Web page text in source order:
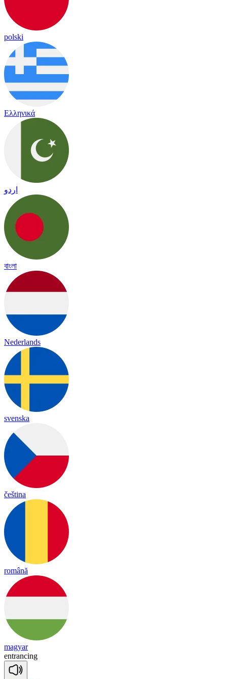
polski
Ελληνικά
اردو
বাংলা
Nederlands
svenska
čeština
română
magyar
entrancing